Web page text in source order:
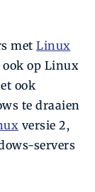
met Linux
ook op Linux
ook
te draaien
versie 2,
servers